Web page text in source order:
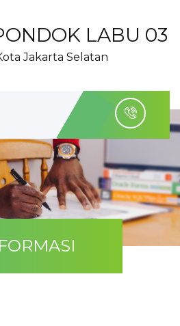
LABU 03
Jakarta Selatan